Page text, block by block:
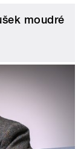
moudré